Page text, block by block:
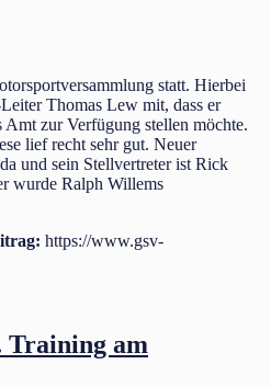
statt. Hierbei
Thomas Lew mit, dass er
zur Verfügung stellen möchte.
lief recht sehr gut. Neuer
und sein Stellvertreter ist Rick
wurde Ralph Willems
https://www.gsv-
Training am